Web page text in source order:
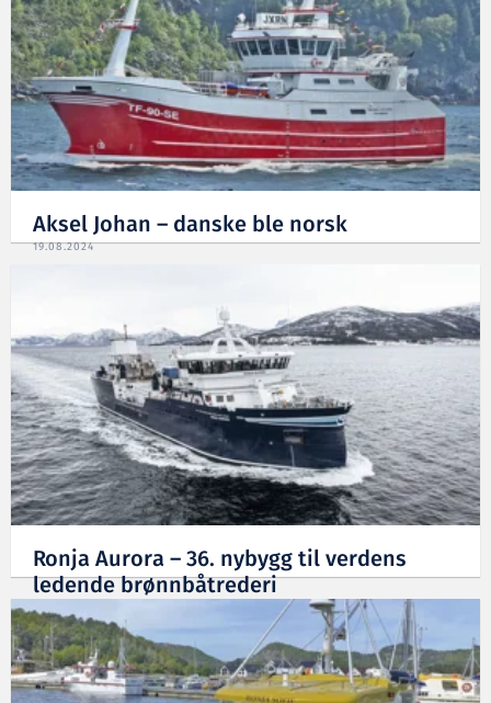
Aksel Johan – danske ble norsk
19.08.2024
Ronja Aurora – 36. nybygg til verdens
ledende brønnbåtrederi
09.05.2023